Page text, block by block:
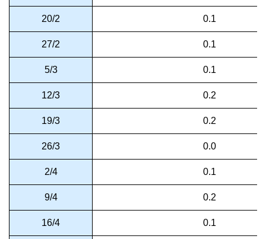
20/2 0.1
27/2 0.1
5/3 0.1
12/3 0.2
19/3 0.2
26/3 0.0
2/4 0.1
9/4 0.2
16/4 0.1